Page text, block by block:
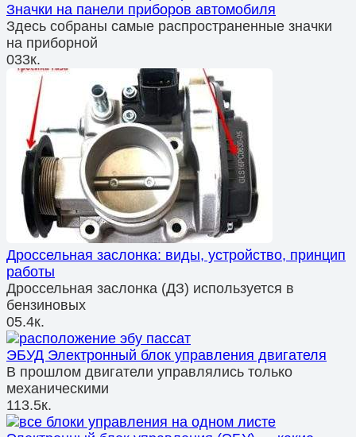
Значки на панели приборов автомобиля
Здесь собраны самые распространенные значки
на приборной
033к.
Дроссельная заслонка: виды, устройство, принцип
работы
Дроссельная заслонка (ДЗ) используется в
бензиновых
05.4к.
ЭБУД Электронный блок управления двигателя
В прошлом двигатели управлялись только
механическими
113.5к.